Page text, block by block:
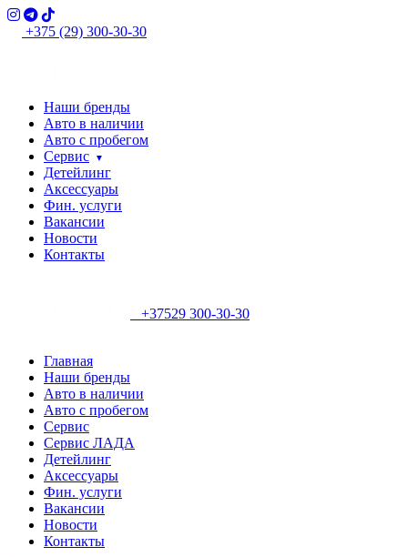
+375 (29) 300-30-30
Наши бренды
Авто в наличии
Авто с пробегом
Сервис
Детейлинг
Аксессуары
Фин. услуги
Вакансии
Новости
Контакты
+37529 300-30-30
Главная
Наши бренды
Авто в наличии
Авто с пробегом
Сервис
Сервис ЛАДА
Детейлинг
Аксессуары
Фин. услуги
Вакансии
Новости
Контакты